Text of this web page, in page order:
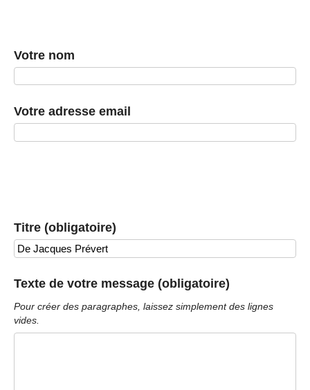
Votre nom
Votre adresse email
Titre (obligatoire)
Texte de votre message (obligatoire)
Pour créer des paragraphes, laissez simplement des lignes
vides.